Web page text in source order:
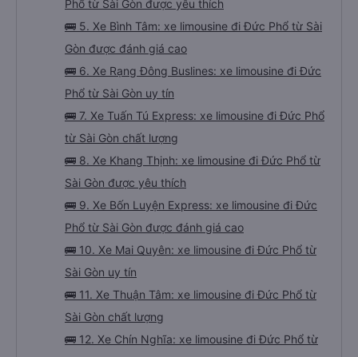
Phổ từ Sài Gòn được yêu thích
🚌 5. Xe Bình Tâm: xe limousine đi Đức Phổ từ Sài
Gòn được đánh giá cao
🚌 6. Xe Rạng Đông Buslines: xe limousine đi Đức
Phổ từ Sài Gòn uy tín
🚌 7. Xe Tuấn Tú Express: xe limousine đi Đức Phổ
từ Sài Gòn chất lượng
🚌 8. Xe Khang Thịnh: xe limousine đi Đức Phổ từ
Sài Gòn được yêu thích
🚌 9. Xe Bốn Luyện Express: xe limousine đi Đức
Phổ từ Sài Gòn được đánh giá cao
🚌 10. Xe Mai Quyên: xe limousine đi Đức Phổ từ
Sài Gòn uy tín
🚌 11. Xe Thuận Tâm: xe limousine đi Đức Phổ từ
Sài Gòn chất lượng
🚌 12. Xe Chín Nghĩa: xe limousine đi Đức Phổ từ